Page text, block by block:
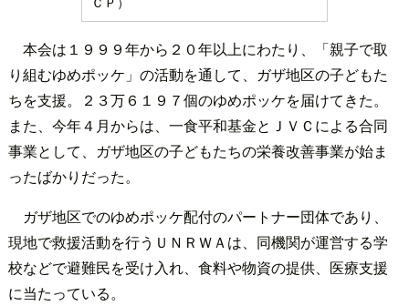
本会は１９９９年から２０年以上にわたり、「親子で取
り組むゆめポッケ」の活動を通して、ガザ地区の子どもた
ちを支援。２３万６１９７個のゆめポッケを届けてきた。
また、今年４月からは、一食平和基金とＪＶＣによる合同
事業として、ガザ地区の子どもたちの栄養改善事業が始ま
ったばかりだった。
ガザ地区でのゆめポッケ配付のパートナー団体であり、
現地で救援活動を行うＵＮＲＷＡは、同機関が運営する学
校などで避難民を受け入れ、食料や物資の提供、医療支援
に当たっている。